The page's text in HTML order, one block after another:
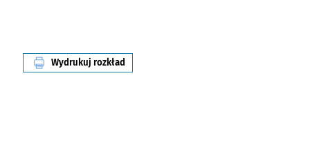
Wydrukuj rozkład
linii nr 319